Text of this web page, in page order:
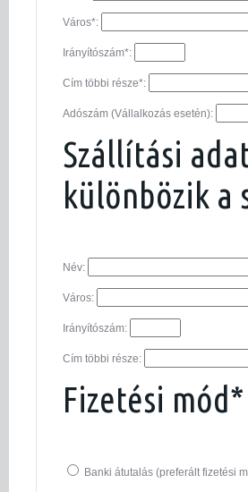
Város*:
Irányítószám*:
Cím többi része*:
Adószám (Vállalkozás esetén):
Szállítási
különbözik a
Név:
Város:
Irányítószám:
Cím többi része:
Fizetési mód*
Banki átutalás (preferált fizetési